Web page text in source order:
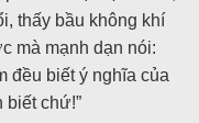
thấy bầu không khí
mà mạnh dạn nói:
đều biết ý nghĩa của
biết chứ!”